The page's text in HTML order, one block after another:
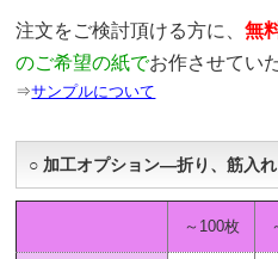
注文をご検討頂ける方に、無
のご希望の紙でお作させてい
⇒サンプルについて
○ 加工オプション―折り、筋入
～100枚